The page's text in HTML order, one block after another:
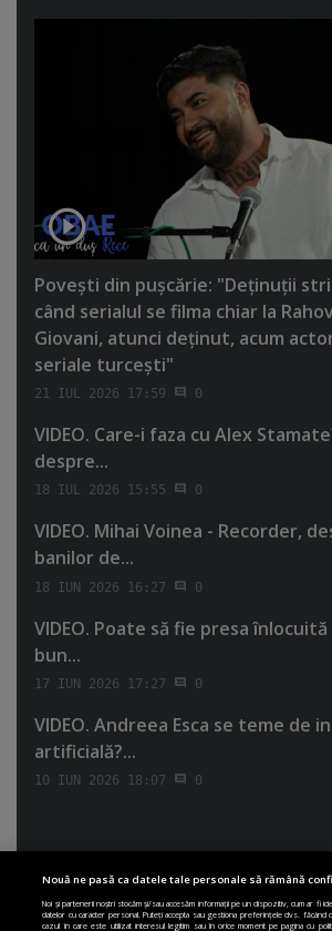
Poveşti din puşcărie: "Deţinuţii
când serialul se filma chiar la
Giovani, atunci deţinut, acum
seriale turceşti"
21 IUL 2026 17:59 0
VIDEO. Care-i faza cu Alex
despre...
18 IUL 2026 15:55 0
VIDEO. Mihai Voinea - Recorder,
banilor de...
18 IUN 2026 16:27 0
VIDEO. Poate să fie presa înlocuită
bun...
17 IUN 2026 17:27 0
VIDEO. Andreea Esca se teme de
artificială?...
10 IUN 2026 18:07 0
Nouă ne pasă ca datele tale personale să rămână
Noi și partenerii noștri stocăm și/sau accesăm informații pe un dispozitiv, cum ar fi
datelor cu caracter personal. Puteți accepta sau gestiona preferințele dvs. făcând
cazul în care este utilizat interesul legitim sau în orice moment pe pagina cu